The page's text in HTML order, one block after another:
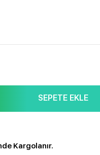
SEPETE EKLE
Kargolanır.